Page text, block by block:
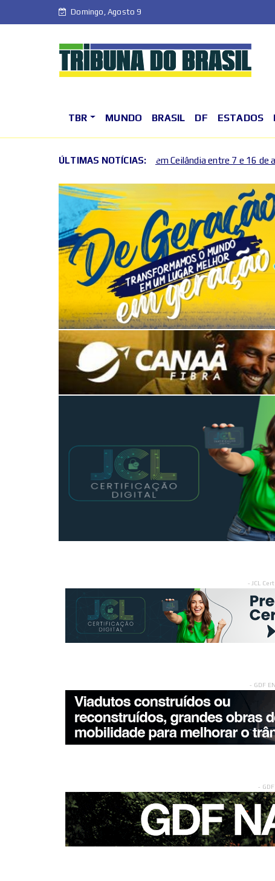
Domingo, Agosto 9
TBR MUNDO BRASIL DF ESTADOS
ÚLTIMAS NOTÍCIAS:
extras em Ceilândia entre 7 e 16 de agosto 2026
- JCL
- GDF
-